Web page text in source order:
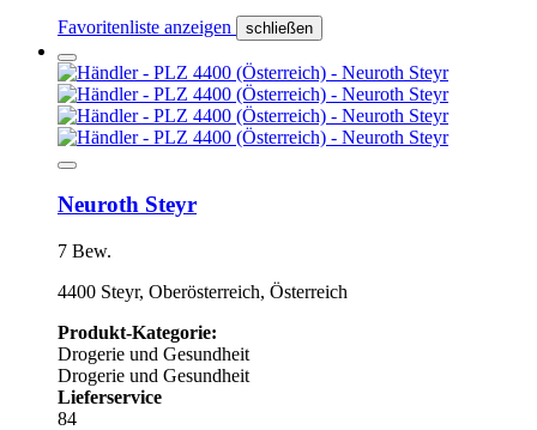
Favoritenliste anzeigen schließen
Neuroth Steyr
7 Bew.
4400 Steyr, Oberösterreich, Österreich
Produkt-Kategorie:
Drogerie und Gesundheit
Drogerie und Gesundheit
Lieferservice
84